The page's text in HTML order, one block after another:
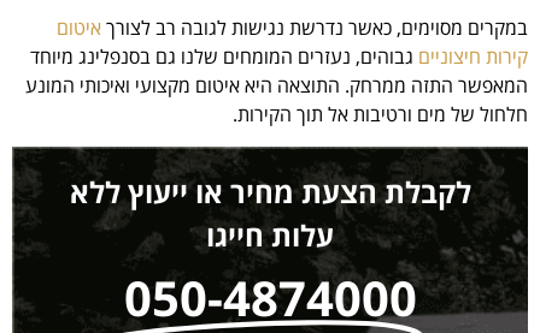
במקרים מסוימים, כאשר נדרשת נגישות לגובה רב לצורךאיטום
קירות חיצוניים גבוהים, נעזרים המומחים שלנו גם בסנפלינג מיוחד
המאפשר התזה ממרחק. התוצאה היא איטום מקצועי ואיכותי המונע
חלחול של מים ורטיבות אל תוך הקירות.
לקבלת הצעת מחיר או ייעוץ ללא
עלות חייגו
050-4874000